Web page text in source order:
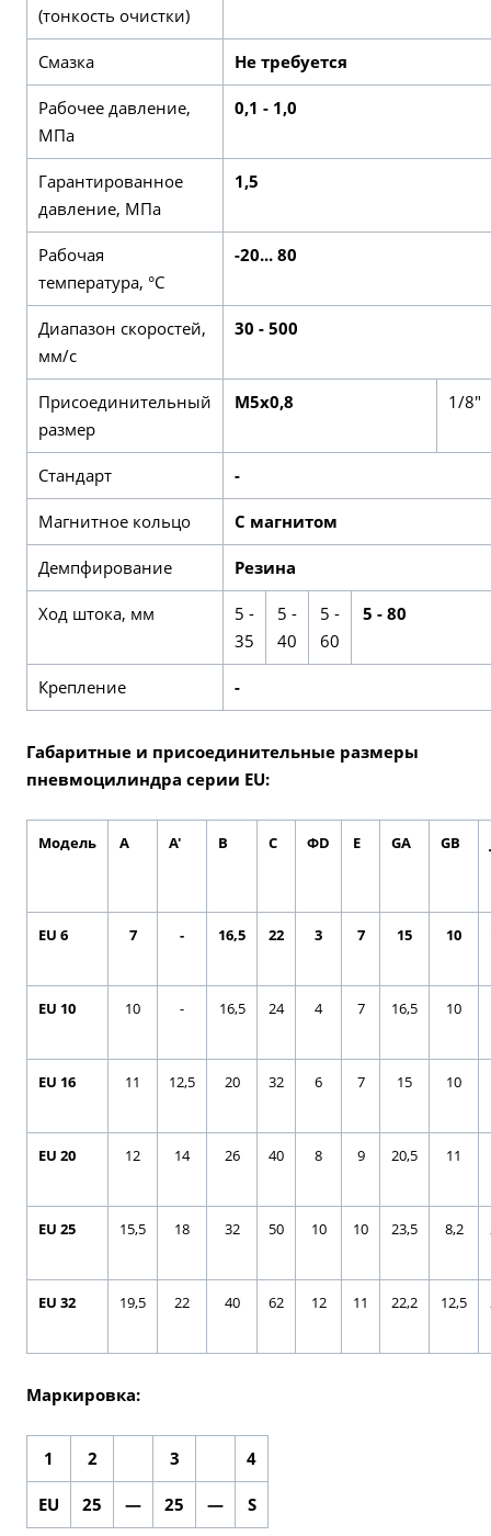
(тонкость очистки)
Смазка Не требуется
Рабочее давление,
МПа
0,1 - 1,0
Гарантированное
давление, МПа
1,5
Рабочая
температура, °С
-20... 80
Диапазон скоростей,
мм/с
30 - 500
Присоединительный
размер
М5х0,8 1/8"
Стандарт -
Магнитное кольцо С магнитом
Демпфирование Резина
Ход штока, мм
5 -
35
5 -
40
5 -
60
5 - 80
Крепление -
Габаритные и присоединительные размеры
пневмоцилиндра серии EU:
Модель A A' B C ФD E GA GB
EU 6 7 - 16,5 22 3 7 15 10
EU 10 10 - 16,5 24 4 7 16,5 10
EU 16 11 12,5 20 32 6 7 15 10
EU 20 12 14 26 40 8 9 20,5 11
EU 25 15,5 18 32 50 10 10 23,5 8,2
EU 32 19,5 22 40 62 12 11 22,2 12,5
Маркировка:
1 2 3 4
EU 25 — 25 —
S